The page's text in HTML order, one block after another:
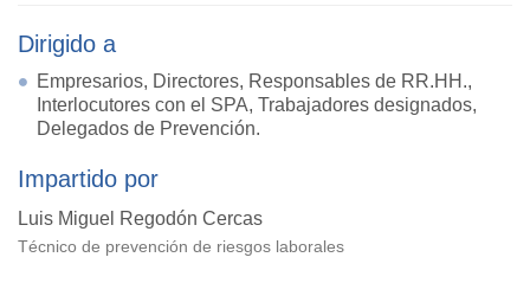
Dirigido a
Empresarios, Directores, Responsables de RR.HH.,
Interlocutores con el SPA, Trabajadores designados,
Delegados de Prevención.
Impartido por
Luis Miguel Regodón Cercas
Técnico de prevención de riesgos laborales